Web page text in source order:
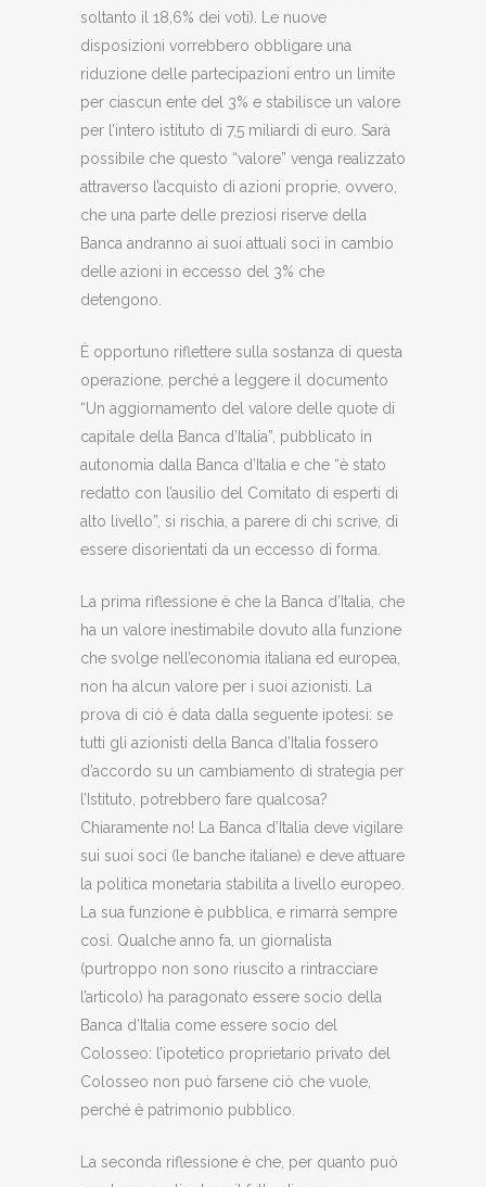
soltanto il 18,6% dei voti). Le nuove
disposizioni vorrebbero obbligare una
riduzione delle partecipazioni entro un limite
per ciascun ente del 3% e stabilisce un valore
per l’intero istituto di 7,5 miliardi di euro. Sarà
possibile che questo “valore” venga realizzato
attraverso l’acquisto di azioni proprie, ovvero,
che una parte delle preziosi riserve della
Banca andranno ai suoi attuali soci in cambio
delle azioni in eccesso del 3% che
detengono.
È opportuno riflettere sulla sostanza di questa
operazione, perché a leggere il documento
“Un aggiornamento del valore delle quote di
capitale della Banca d’Italia”, pubblicato in
autonomia dalla Banca d’Italia e che “è stato
redatto con l’ausilio del Comitato di esperti di
alto livello”, si rischia, a parere di chi scrive, di
essere disorientati da un eccesso di forma.
La prima riflessione è che la Banca d’Italia, che
ha un valore inestimabile dovuto alla funzione
che svolge nell’economia italiana ed europea,
non ha alcun valore per i suoi azionisti. La
prova di ciò è data dalla seguente ipotesi: se
tutti gli azionisti della Banca d’Italia fossero
d’accordo su un cambiamento di strategia per
l’Istituto, potrebbero fare qualcosa?
Chiaramente no! La Banca d’Italia deve vigilare
sui suoi soci (le banche italiane) e deve attuare
la politica monetaria stabilita a livello europeo.
La sua funzione è pubblica, e rimarrà sempre
così. Qualche anno fa, un giornalista
(purtroppo non sono riuscito a rintracciare
l’articolo) ha paragonato essere socio della
Banca d’Italia come essere socio del
Colosseo: l’ipotetico proprietario privato del
Colosseo non può farsene ciò che vuole,
perché è patrimonio pubblico.
La seconda riflessione è che, per quanto può